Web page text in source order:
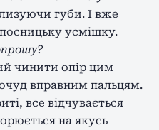
губи. І вже
усмішку.
чинити опір цим
вправним пальцям.
все відчувається
на якусь